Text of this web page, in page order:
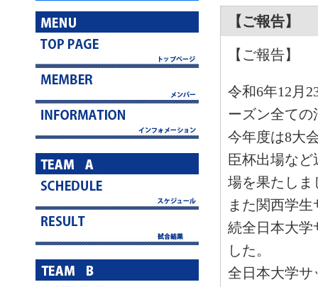
【ご報告】
【ご報告】
令和6年12月
ーズン全て
今年度は8大
臣杯出場な
場を果たしま
また関西学
続全日本大学
した。
全日本大学サ